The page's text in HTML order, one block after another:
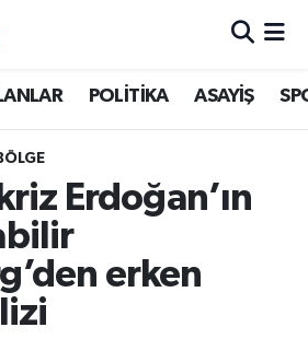
POLİTİKA ASAYİŞ
Erdoğan’ın
erken
Vakitleri
Durumu ve Fikstür